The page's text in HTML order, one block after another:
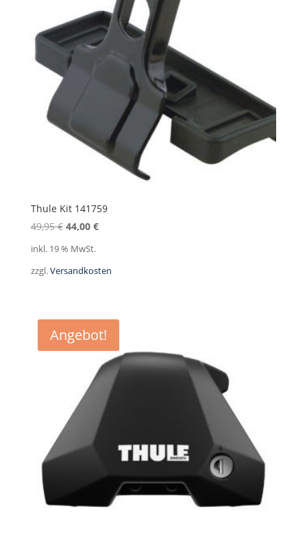
Thule Kit 141759
49,95€ Ursprünglicher
49,95 €
44,00 €Aktueller
44,00 €.
inkl. 19 % MwSt.
zzgl.Versandkosten
Angebot!